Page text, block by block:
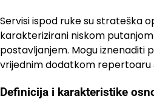
Servisi ispod ruke su strateška
karakterizirani niskom
postavljanjem. Mogu iznenaditi
vrijednim dodatkom repertoaru
Definicija i karakteristike